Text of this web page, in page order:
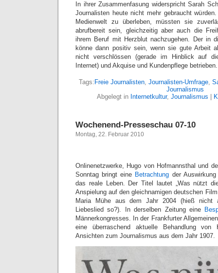
In ihrer Zusammenfasung widerspricht Sarah
Journalisten heute nicht mehr gebraucht
Medienwelt zu überleben, müssten sie
abrufbereit sein, gleichzeitig aber auch die
ihrem Beruf mit Herzblut nachzugehen. Der in
könne dann positiv sein, wenn sie gute Arbeit
nicht verschlössen (gerade im Hinblick auf
Internet) und Akquise und Kundenpflege betrieben.
Tags: Freie Journalisten, Journalisten-Umfrage,
Journalismus
Abgelegt in Internetkultur, Journalismus
Wochenend-Presseschau 07-10
Montag, 22. Februar 2010
Onlinenetzwerke, Hugo von Hofmannsthal und
Sonntag bringt eine Betrachtung der
das reale Leben. Der Titel lautet „Was nützt
Anspielung auf den gleichnamigen deutschen
Maria Mühe aus dem Jahr 2004 (hieß nicht
Liebeslied so?). In derselben Zeitung eine
Männerkongresses. In der Frankfurter
eine überraschend aktuelle Behandlung von
Ansichten zum Journalismus aus dem Jahr 1907.